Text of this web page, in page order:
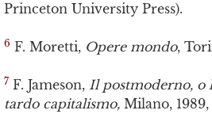
Princeton University Press).
6 F. Moretti, Opere mondo,
7 F. Jameson, Il postmoderno, o
tardo capitalismo, Milano, 1989,